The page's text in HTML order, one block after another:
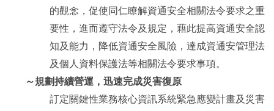
的觀念，促使同仁瞭解資通安全相關法令要求之重
要性，進而遵守法令及規定，藉此提高資通安全認
知及能力，降低資通安全風險，達成資通安管理法
及個人資料保護法等相關法令要求事項。
～規劃持續營運，迅速完成災害復原
訂定關鍵性業務核心資訊系統緊急應變計畫及災害